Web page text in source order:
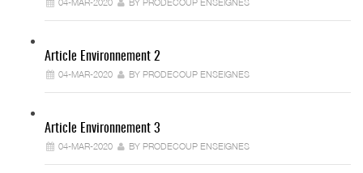
Article Environnement 2
04-MAR-2020 BY PRODECOUP ENSEIGNES
Article Environnement 3
04-MAR-2020 BY PRODECOUP ENSEIGNES